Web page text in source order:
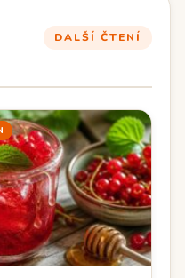
DALŠÍ ČTENÍ